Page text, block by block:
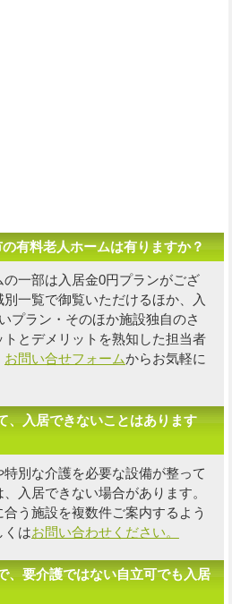
有料老人ホームは有りますか？
一部は入居金0円プランがござ
一覧で御覧いただけるほか、入
プラン・そのほか施設独自のさ
トとデメリットを熟知した担当者
お問い合せフォームからお気軽に
、入居できないことはあります
別な介護を必要な設備が整って
入居できない場合があります。
合う施設を複数件ご案内するよう
くはお問い合わせください。
、要介護ではない自立可でも入居